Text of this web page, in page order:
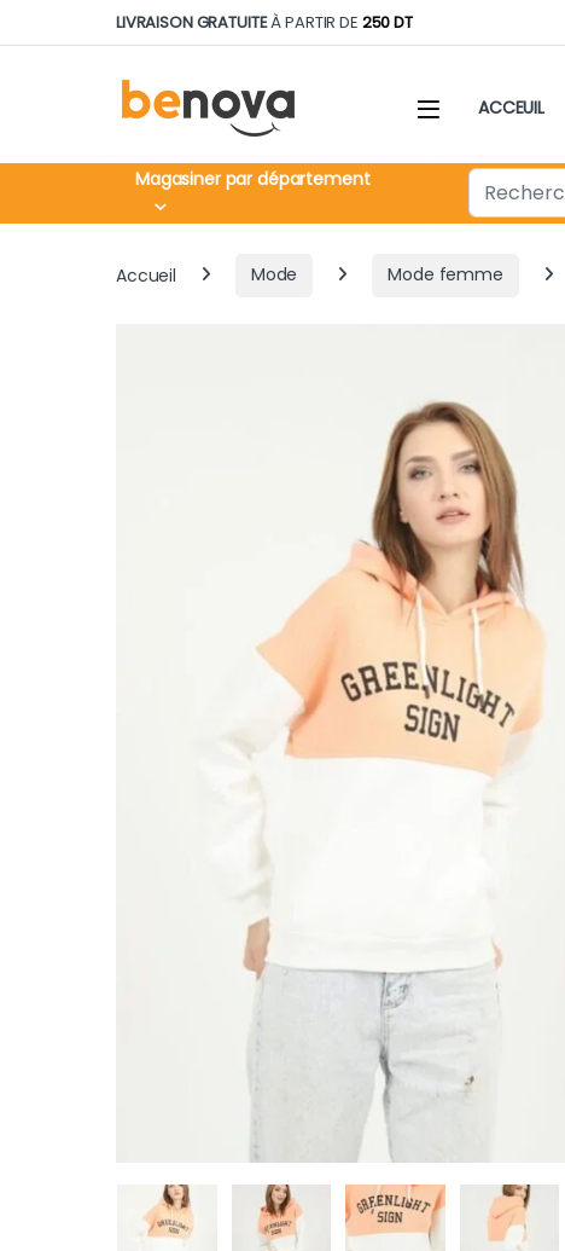
Skip to navigation
Skip to contentLIVRAISON GRATUITEÀ PARTIR DE 250 DT
ACCEUIL
Magasiner par département Search for:
Accueil Mode Mode femme